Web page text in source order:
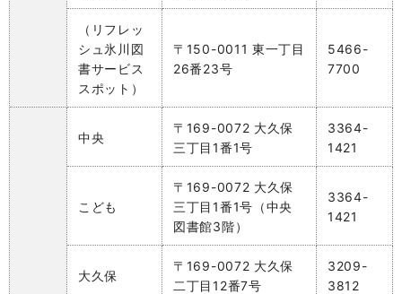
（リフレッ
シュ氷川図
書サービス
スポット）
〒150-0011 東一丁目
26番23号
5466-
7700
中央
〒169-0072 大久保
三丁目1番1号
3364-
1421
こども
〒169-0072 大久保
三丁目1番1号（中央
図書館3階）
3364-
1421
大久保
〒169-0072 大久保
二丁目12番7号
3209-
3812